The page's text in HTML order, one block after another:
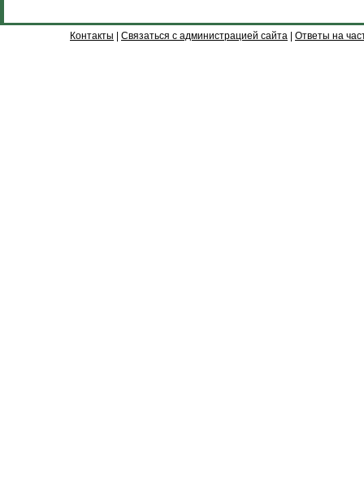
Контакты Связаться с администрацией сайта Ответы на